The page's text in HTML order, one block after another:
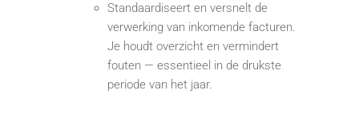
Standaardiseert en versnelt de
verwerking van inkomende facturen.
Je houdt overzicht en vermindert
fouten — essentieel in de drukste
periode van het jaar.